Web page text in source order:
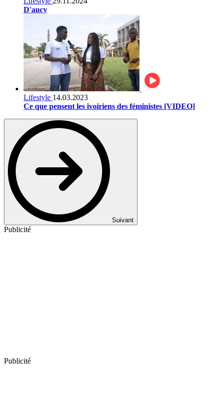
D'aucy
Lifestyle 14.03.2023
Ce que pensent les ivoiriens des féministes [VIDEO]
Suivant
Publicité
Publicité